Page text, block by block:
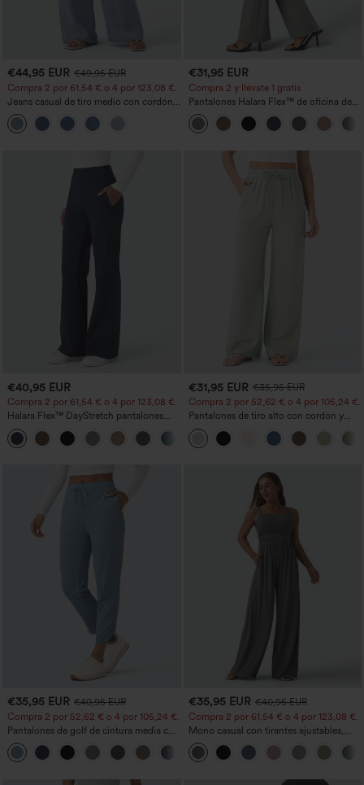
€44,95 EUR €49,95 EUR
Compra 2 por 61,54 € o 4 por 123,08 €.
Jeans casual de tiro medio con cordón y
bolsillos
€31,95 EUR
Compra 2 y llévate 1 gratis
Pantalones Halara Flex™ de oficina de
tiro alto ligeramente acampanados con
bolsillos
€40,95 EUR
Compra 2 por 61,54 € o 4 por 123,08 €.
Halara Flex™ DayStretch pantalones
acampanados de trabajo de tiro medio
con bolsillo lateral con cremallera
€31,95 EUR €35,95 EUR
Compra 2 por 52,62 € o 4 por 105,24 €.
Pantalones de tiro alto con cordón y
bolsillos, pernera ancha, holgados y de
estilo casual con tacto de lino.
€35,95 EUR €40,95 EUR
Compra 2 por 52,62 € o 4 por 105,24 €.
Pantalones de golf de cintura media con
cordón, dobladillo curvo, secado rápido,
de corte cónico y con bolsillos - UPF40+
+2
€35,95 EUR €40,95 EUR
Compra 2 por 61,54 € o 4 por 123,08 €.
Mono casual con tirantes ajustables,
fruncidos, pierna ancha, tejido jaspeado
y bolsillos - Easy Peezy